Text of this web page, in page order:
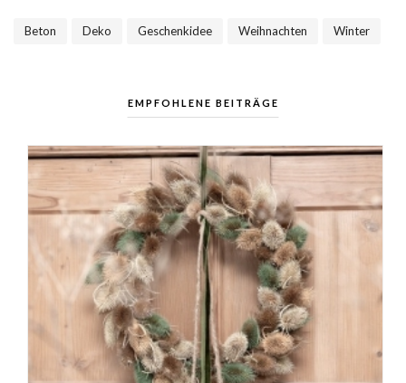
Beton Deko Geschenkidee Weihnachten Winter
EMPFOHLENE BEITRÄGE